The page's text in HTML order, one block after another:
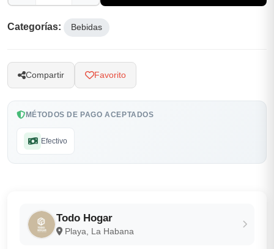
Categorías: Bebidas
Compartir Favorito
MÉTODOS DE PAGO ACEPTADOS
Efectivo
Todo Hogar
Playa, La Habana